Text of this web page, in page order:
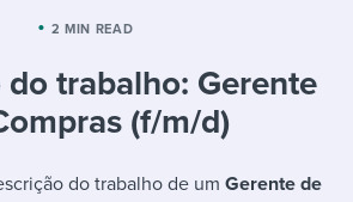
Topics
Mobilizing AI in my work
Templates & Guides
I WANT...
I’m a jobseeker
2 MIN READ
do trabalho: Gerente
(f/m/d)
do trabalho de um Gerente de